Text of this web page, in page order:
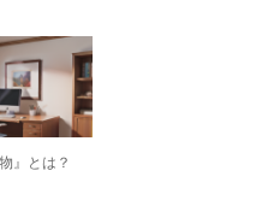
』とは？